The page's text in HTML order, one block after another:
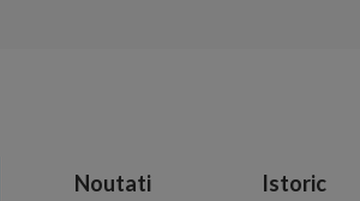
Noutati Istoric